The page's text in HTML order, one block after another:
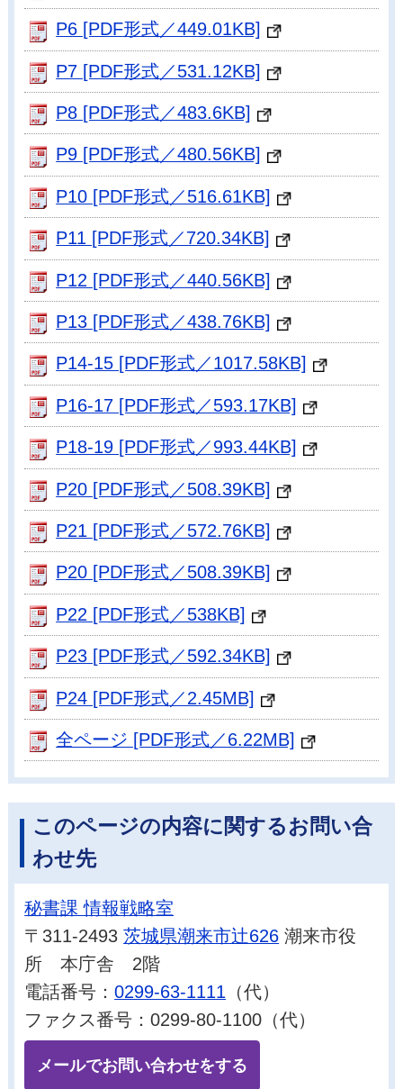
P6 [PDF形式／449.01KB]
P7 [PDF形式／531.12KB]
P8 [PDF形式／483.6KB]
P9 [PDF形式／480.56KB]
P10 [PDF形式／516.61KB]
P11 [PDF形式／720.34KB]
P12 [PDF形式／440.56KB]
P13 [PDF形式／438.76KB]
P14-15 [PDF形式／1017.58KB]
P16-17 [PDF形式／593.17KB]
P18-19 [PDF形式／993.44KB]
P20 [PDF形式／508.39KB]
P21 [PDF形式／572.76KB]
P20 [PDF形式／508.39KB]
P22 [PDF形式／538KB]
P23 [PDF形式／592.34KB]
P24 [PDF形式／2.45MB]
全ページ [PDF形式／6.22MB]
このページの内容に関するお問い合
わせ先
秘書課 情報戦略室
〒311-2493茨城県潮来市辻626 潮来市役
所 本庁舎 2階
電話番号：0299-63-1111 （代）
ファクス番号：0299-80-1100（代）
メールでお問い合わせをする